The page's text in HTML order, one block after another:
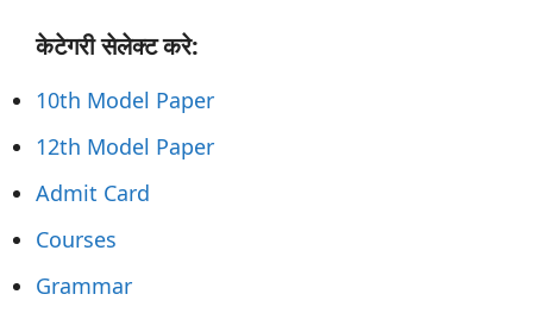
केटेगरी सेलेक्ट करे:
10th Model Paper
12th Model Paper
Admit Card
Courses
Grammar